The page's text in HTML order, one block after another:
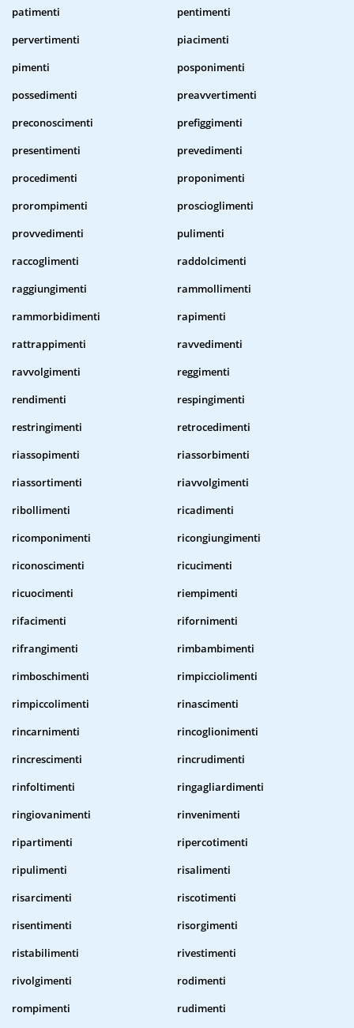
patimenti
pentimenti
pervertimenti
piacimenti
pimenti
posponimenti
possedimenti
preavvertimenti
preconoscimenti
prefiggimenti
presentimenti
prevedimenti
procedimenti
proponimenti
prorompimenti
proscioglimenti
provvedimenti
pulimenti
raccoglimenti
raddolcimenti
raggiungimenti
rammollimenti
rammorbidimenti
rapimenti
rattrappimenti
ravvedimenti
ravvolgimenti
reggimenti
rendimenti
respingimenti
restringimenti
retrocedimenti
riassopimenti
riassorbimenti
riassortimenti
riavvolgimenti
ribollimenti
ricadimenti
ricomponimenti
ricongiungimenti
riconoscimenti
ricucimenti
ricuocimenti
riempimenti
rifacimenti
rifornimenti
rifrangimenti
rimbambimenti
rimboschimenti
rimpicciolimenti
rimpiccolimenti
rinascimenti
rincarnimenti
rincoglionimenti
rincrescimenti
rincrudimenti
rinfoltimenti
ringagliardimenti
ringiovanimenti
rinvenimenti
ripartimenti
ripercotimenti
ripulimenti
risalimenti
risarcimenti
riscotimenti
risentimenti
risorgimenti
ristabilimenti
rivestimenti
rivolgimenti
rodimenti
rompimenti
rudimenti